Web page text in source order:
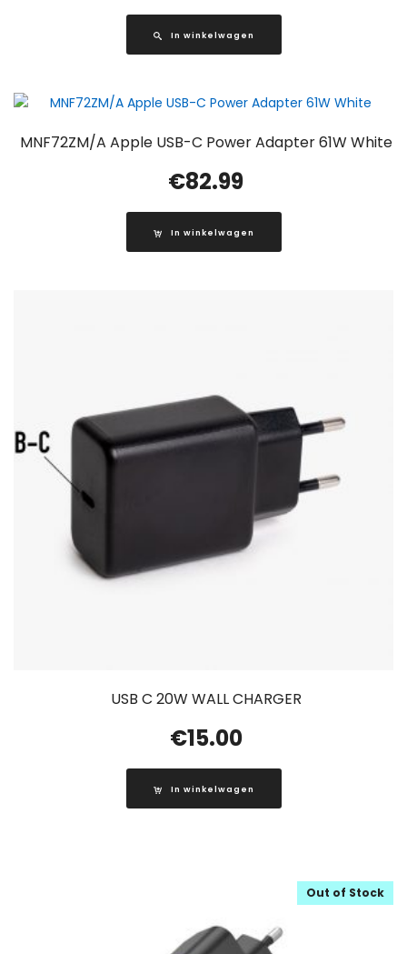
In winkelwagen
MNF72ZM/A Apple USB-C Power Adapter 61W White
€82.99
In winkelwagen
USB C 20W WALL CHARGER
€15.00
In winkelwagen
Out of Stock